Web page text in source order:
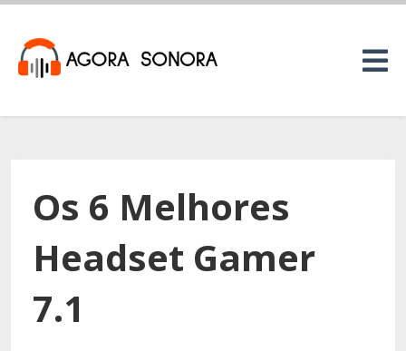
Os 6 Melhores
Headset Gamer
7.1